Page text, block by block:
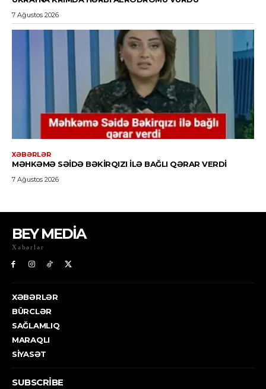
BEY MEDİA
Xəbərlər
XƏBƏRLƏR
BÜRCLƏR
SAĞLAMLIQ
MARAQLI
SIYASƏT
SUBSCRIBE